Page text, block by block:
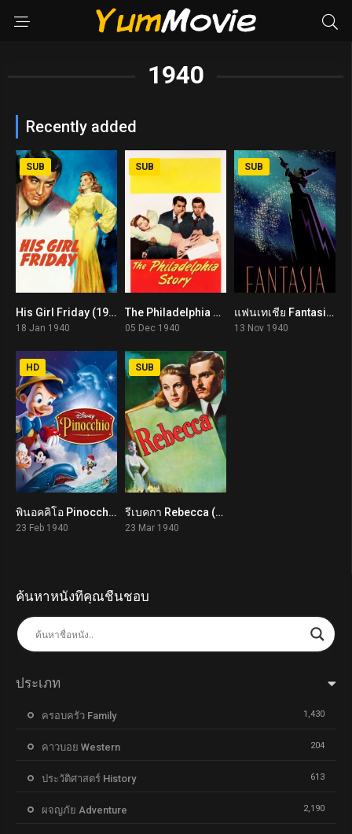
1940
Recently added
7.8
SUB
His Girl Friday (1940)
18 Jan 1940
7.9
SUB
The Philadelphia Story (1940)
05 Dec 1940
7.8
SUB
แฟนเทเชีย Fantasia (1940)
13 Nov 1940
7.4
HD
พินอคคิโอ Pinocchio (1940)
23 Feb 1940
8.1
SUB
รีเบคกา Rebecca (1940)
23 Mar 1940
ค้นหาหนังที่คุณชื่นชอบ
ประเภท
ครอบครัว Family 1,430
คาวบอย Western 204
ประวัติศาสตร์ History 613
ผจญภัย Adventure 2,190